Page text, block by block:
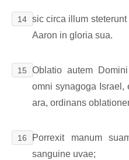
14 sic circa illum
Aaron in gloria sua.
15
Oblatio autem
omni synagoga Israel,
ara, ordinans
16
Porrexit manum
sanguine uvae;